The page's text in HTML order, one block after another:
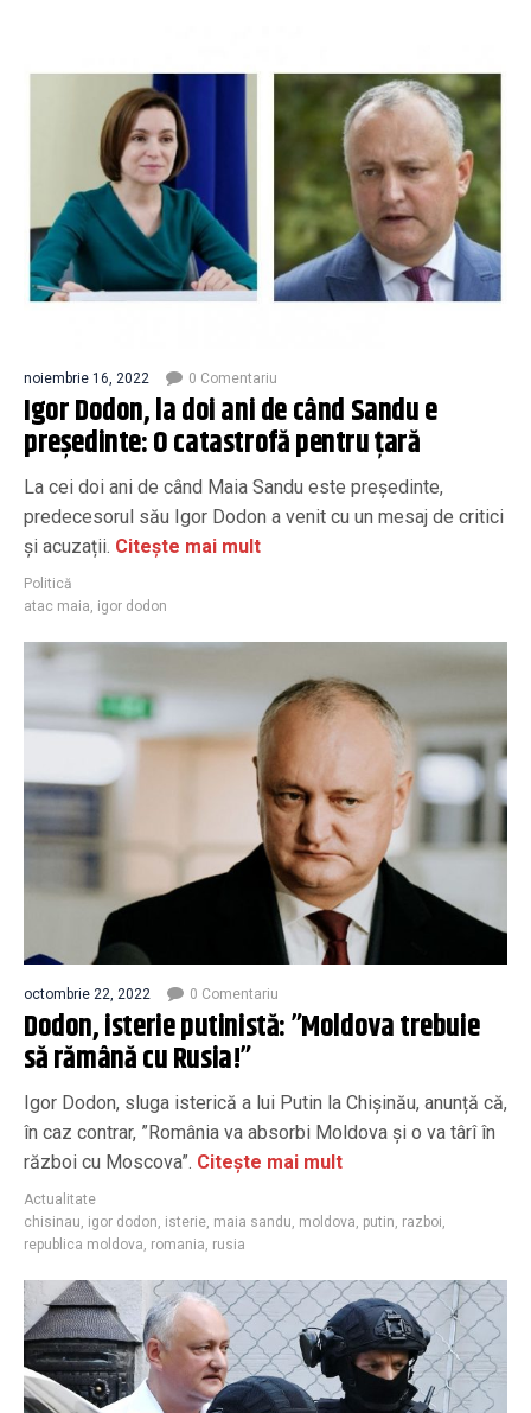
noiembrie 16, 2022 0 Comentariu
Igor Dodon, la doi ani de când Sandu e
președinte: O catastrofă pentru țară
La cei doi ani de când Maia Sandu este președinte,
predecesorul său Igor Dodon a venit cu un mesaj de critici
și acuzații. Citește mai mult
Politică
atac maia, igor dodon
octombrie 22, 2022 0 Comentariu
Dodon, isterie putinistă: ”Moldova trebuie
să rămână cu Rusia!”
Igor Dodon, sluga isterică a lui Putin la Chișinău, anunță că,
în caz contrar, ”România va absorbi Moldova și o va târî în
război cu Moscova”. Citește mai mult
Actualitate
chisinau, igor dodon, isterie, maia sandu, moldova, putin, razboi,
republica moldova, romania, rusia